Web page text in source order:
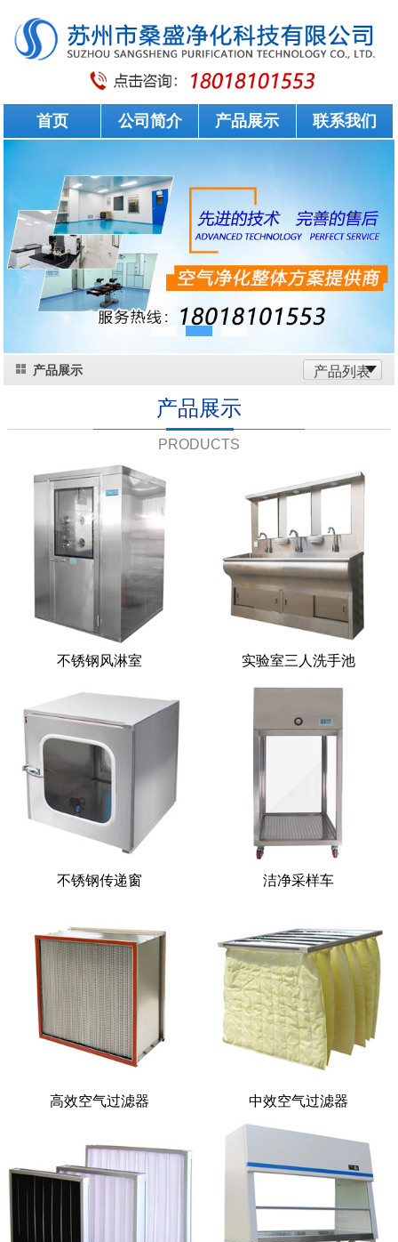
首页 公司简介 产品展示 联系我们
产品展示 产品列表
产品展示
PRODUCTS
不锈钢风淋室 实验室三人洗手池
不锈钢传递窗 洁净采样车
高效空气过滤器 中效空气过滤器